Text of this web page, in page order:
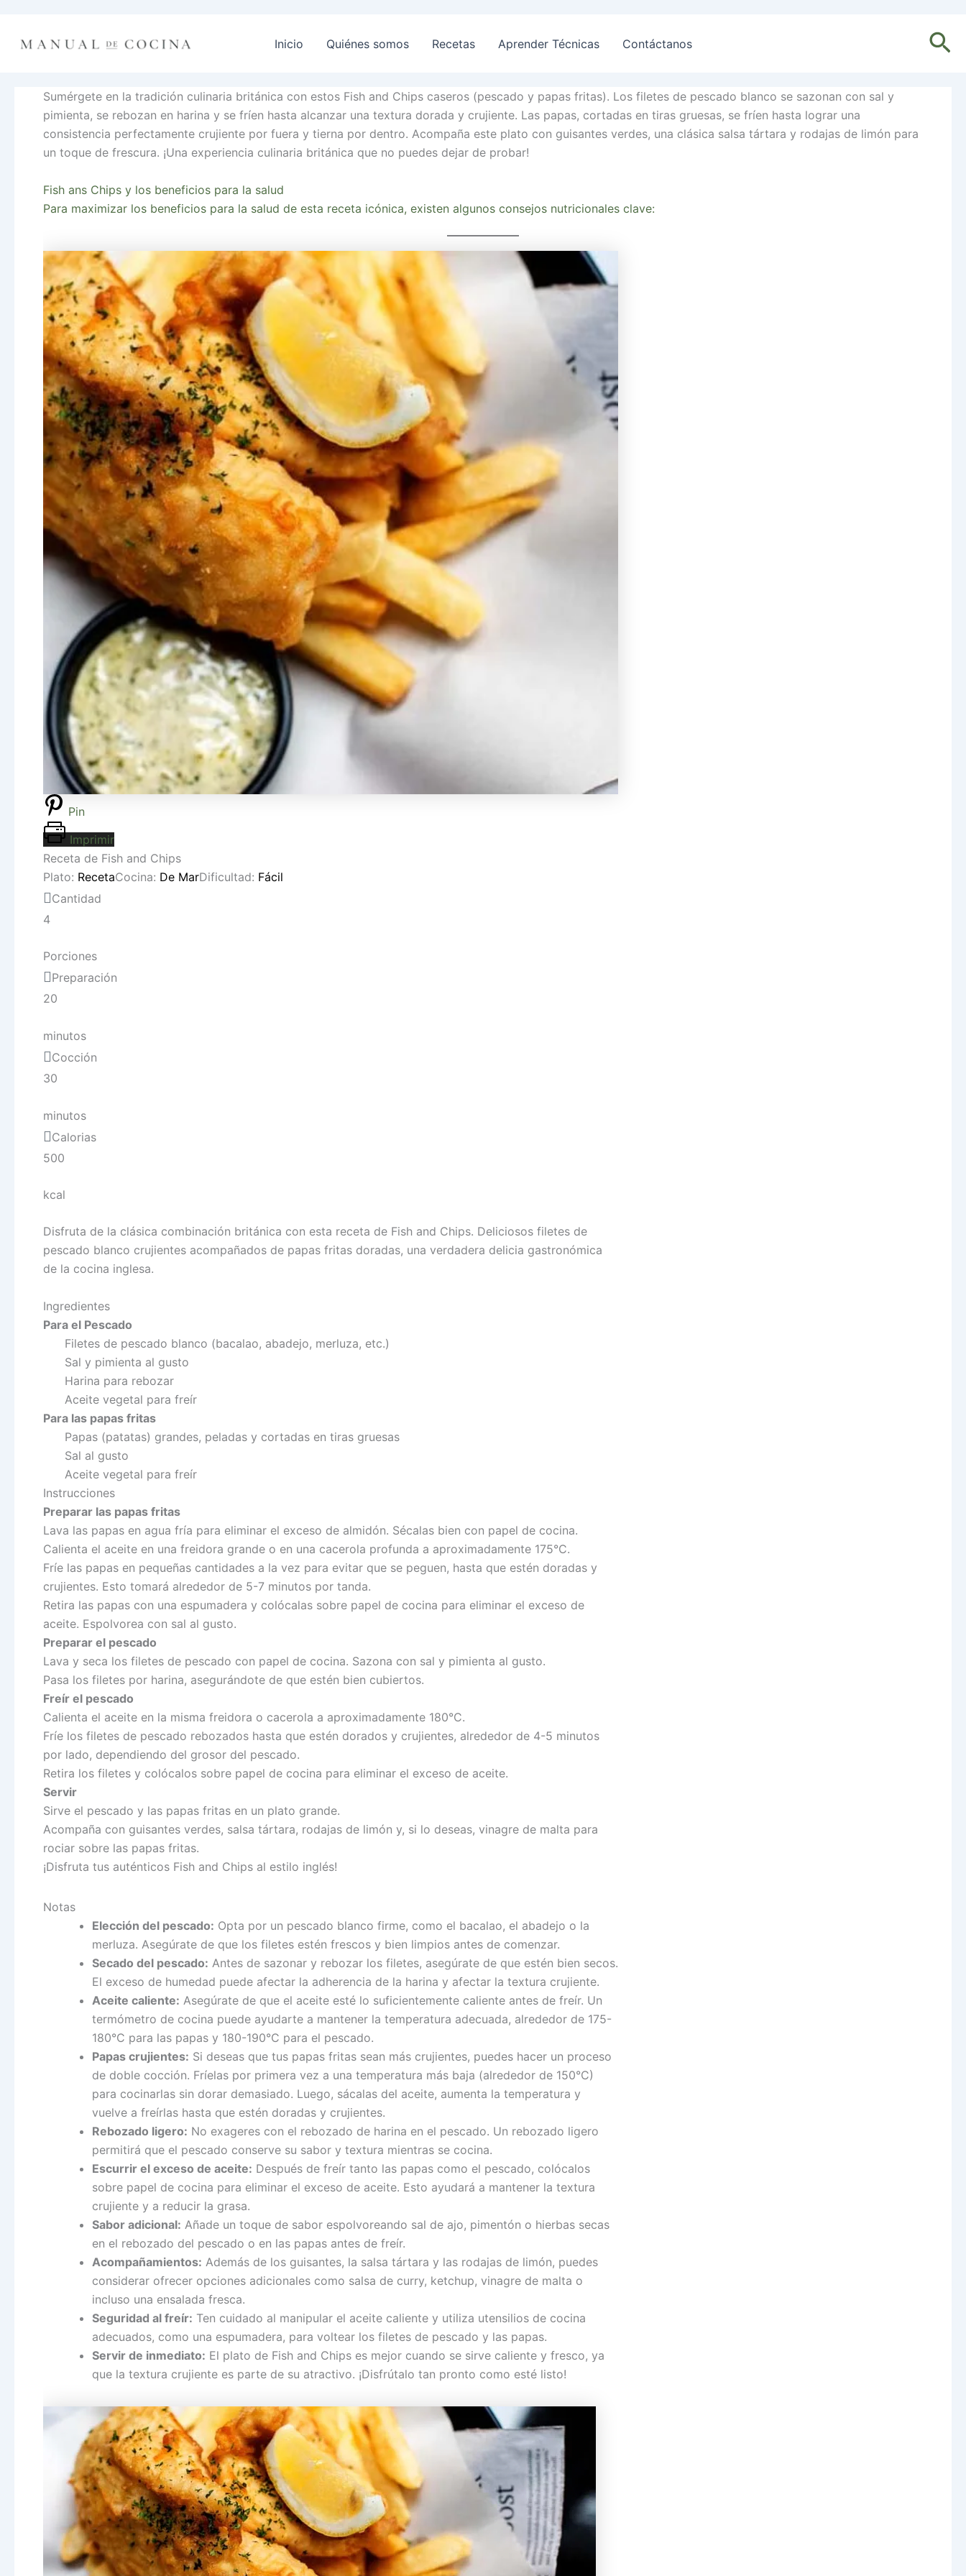
contenido
Inicio Quiénes somos Recetas Aprender Técnicas Contáctanos
Sumérgete en la tradición culinaria británica con estos Fish and Chips caseros (pescado y papas fritas). Los filetes de pescado blanco se sazonan con sal y
pimienta, se rebozan en harina y se fríen hasta alcanzar una textura dorada y crujiente. Las papas, cortadas en tiras gruesas, se fríen hasta lograr una
consistencia perfectamente crujiente por fuera y tierna por dentro. Acompaña este plato con guisantes verdes, una clásica salsa tártara y rodajas de limón para
un toque de frescura. ¡Una experiencia culinaria británica que no puedes dejar de probar!
Fish ans Chips y los beneficios para la salud
Para maximizar los beneficios para la salud de esta receta icónica, existen algunos consejos nutricionales clave:
Pin
Imprimir
Receta de Fish and Chips
Plato: RecetaCocina: De MarDificultad: Fácil
Cantidad
4
Porciones
Preparación
20
minutos
Cocción
30
minutos
Calorias
500
kcal
Disfruta de la clásica combinación británica con esta receta de Fish and Chips. Deliciosos filetes de
pescado blanco crujientes acompañados de papas fritas doradas, una verdadera delicia gastronómica
de la cocina inglesa.
Ingredientes
Para el Pescado
Filetes de pescado blanco (bacalao, abadejo, merluza, etc.)
Sal y pimienta al gusto
Harina para rebozar
Aceite vegetal para freír
Para las papas fritas
Papas (patatas) grandes, peladas y cortadas en tiras gruesas
Sal al gusto
Aceite vegetal para freír
Instrucciones
Preparar las papas fritas
Lava las papas en agua fría para eliminar el exceso de almidón. Sécalas bien con papel de cocina.
Calienta el aceite en una freidora grande o en una cacerola profunda a aproximadamente 175°C.
Fríe las papas en pequeñas cantidades a la vez para evitar que se peguen, hasta que estén doradas y
crujientes. Esto tomará alrededor de 5-7 minutos por tanda.
Retira las papas con una espumadera y colócalas sobre papel de cocina para eliminar el exceso de
aceite. Espolvorea con sal al gusto.
Preparar el pescado
Lava y seca los filetes de pescado con papel de cocina. Sazona con sal y pimienta al gusto.
Pasa los filetes por harina, asegurándote de que estén bien cubiertos.
Freír el pescado
Calienta el aceite en la misma freidora o cacerola a aproximadamente 180°C.
Fríe los filetes de pescado rebozados hasta que estén dorados y crujientes, alrededor de 4-5 minutos
por lado, dependiendo del grosor del pescado.
Retira los filetes y colócalos sobre papel de cocina para eliminar el exceso de aceite.
Servir
Sirve el pescado y las papas fritas en un plato grande.
Acompaña con guisantes verdes, salsa tártara, rodajas de limón y, si lo deseas, vinagre de malta para
rociar sobre las papas fritas.
¡Disfruta tus auténticos Fish and Chips al estilo inglés!
Notas
Elección del pescado: Opta por un pescado blanco firme, como el bacalao, el abadejo o la
merluza. Asegúrate de que los filetes estén frescos y bien limpios antes de comenzar.
Secado del pescado: Antes de sazonar y rebozar los filetes, asegúrate de que estén bien secos.
El exceso de humedad puede afectar la adherencia de la harina y afectar la textura crujiente.
Aceite caliente: Asegúrate de que el aceite esté lo suficientemente caliente antes de freír. Un
termómetro de cocina puede ayudarte a mantener la temperatura adecuada, alrededor de 175-
180°C para las papas y 180-190°C para el pescado.
Papas crujientes: Si deseas que tus papas fritas sean más crujientes, puedes hacer un proceso
de doble cocción. Fríelas por primera vez a una temperatura más baja (alrededor de 150°C)
para cocinarlas sin dorar demasiado. Luego, sácalas del aceite, aumenta la temperatura y
vuelve a freírlas hasta que estén doradas y crujientes.
Rebozado ligero: No exageres con el rebozado de harina en el pescado. Un rebozado ligero
permitirá que el pescado conserve su sabor y textura mientras se cocina.
Escurrir el exceso de aceite: Después de freír tanto las papas como el pescado, colócalos
sobre papel de cocina para eliminar el exceso de aceite. Esto ayudará a mantener la textura
crujiente y a reducir la grasa.
Sabor adicional: Añade un toque de sabor espolvoreando sal de ajo, pimentón o hierbas secas
en el rebozado del pescado o en las papas antes de freír.
Acompañamientos: Además de los guisantes, la salsa tártara y las rodajas de limón, puedes
considerar ofrecer opciones adicionales como salsa de curry, ketchup, vinagre de malta o
incluso una ensalada fresca.
Seguridad al freír: Ten cuidado al manipular el aceite caliente y utiliza utensilios de cocina
adecuados, como una espumadera, para voltear los filetes de pescado y las papas.
Servir de inmediato: El plato de Fish and Chips es mejor cuando se sirve caliente y fresco, ya
que la textura crujiente es parte de su atractivo. ¡Disfrútalo tan pronto como esté listo!